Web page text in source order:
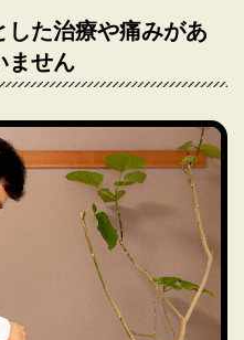
した治療や痛みがあ
ません